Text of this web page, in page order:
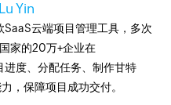
Lu Yin
云端项目管理工具，多次
家的20万+企业在
度、分配任务、制作甘特
，保障项目成功交付。